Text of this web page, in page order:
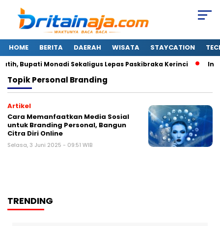
HOME BERITA DAERAH WISATA STAYCATION
Bupati Monadi Sekaligus Lepas Paskibraka Kerinci Ini
TopikPersonal Branding
Artikel
Cara Memanfaatkan Media Sosial
untuk Branding Personal, Bangun
Citra Diri Online
Selasa, 3 Juni 2025 - 09:51 WIB
TRENDING